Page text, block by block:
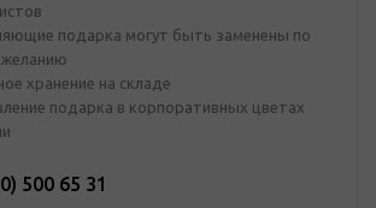
подарка могут быть заменены по
хранение на складе
подарка в корпоративных цветах
500 65 31